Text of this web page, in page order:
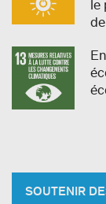
le
SOUTENIR